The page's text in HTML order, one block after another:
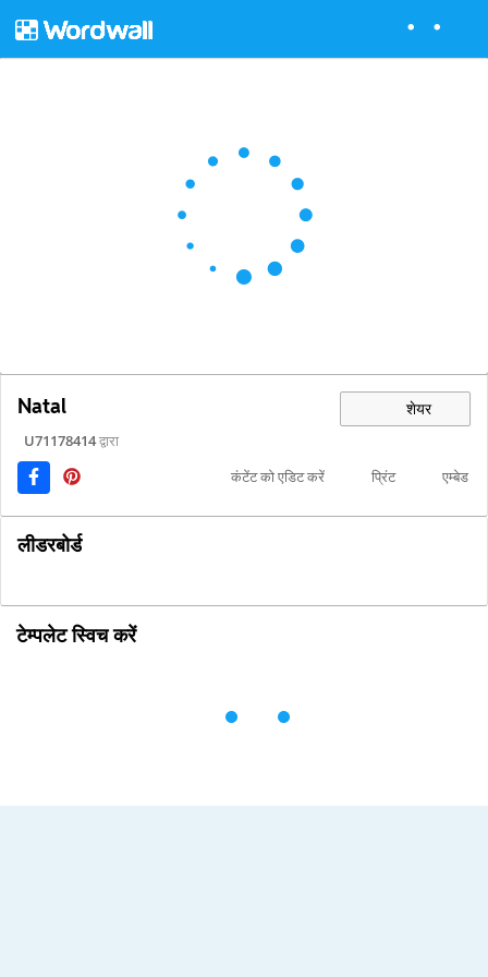
Natal शेयर
U71178414द्वारा
कंटेंट को एडिट करें
प्रिंट एम्बेड
लीडरबोर्ड
टेम्पलेट स्विच करें